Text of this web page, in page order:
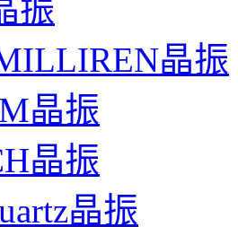
振
晶振
晶振
晶振
晶振